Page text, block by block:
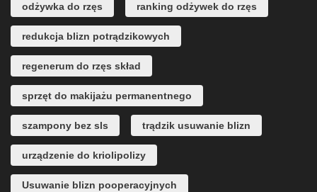
odżywka do rzęs ranking odżywek do rzęs
redukcja blizn potrądzikowych
regenerum do rzęs skład
sprzęt do makijażu permanentnego
szampony bez sls trądzik usuwanie blizn
urządzenie do kriolipolizy
Usuwanie blizn pooperacyjnych